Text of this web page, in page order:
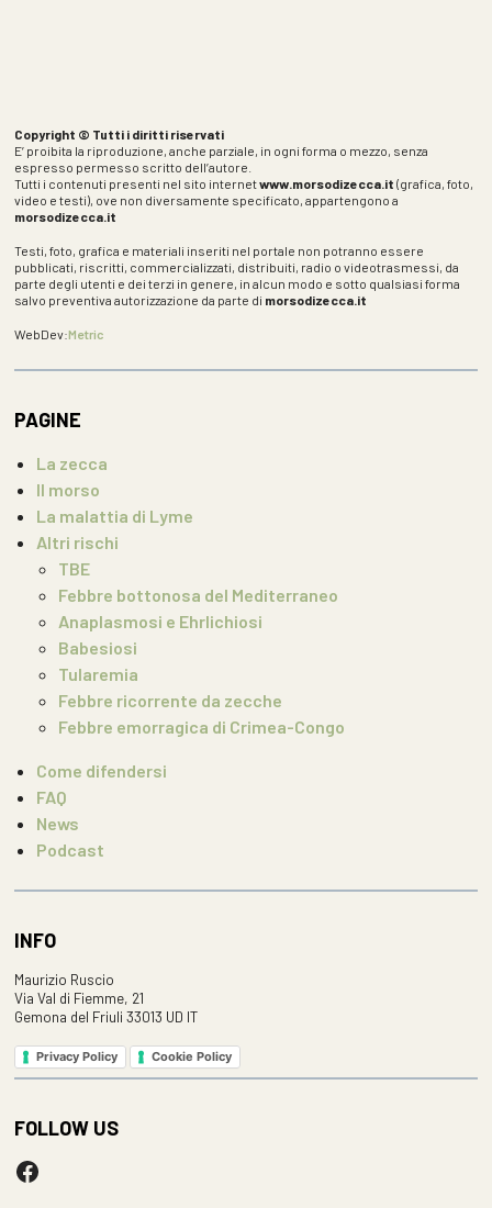
Copyright © Tutti i diritti riservati
E’ proibita la riproduzione, anche parziale, in ogni forma o mezzo, senza
espresso permesso scritto dell’autore.
Tutti i contenuti presenti nel sito internetwww.morsodizecca.it (grafica, foto,
video e testi), ove non diversamente specificato, appartengono a
morsodizecca.it
Testi, foto, grafica e materiali inseriti nel portale non potranno essere
pubblicati, riscritti, commercializzati, distribuiti, radio o videotrasmessi, da
parte degli utenti e dei terzi in genere, in alcun modo e sotto qualsiasi forma
salvo preventiva autorizzazione da parte di morsodizecca.it
WebDev:Metric
PAGINE
La zecca
Il morso
La malattia di Lyme
Altri rischi
TBE
Febbre bottonosa del Mediterraneo
Anaplasmosi e Ehrlichiosi
Babesiosi
Tularemia
Febbre ricorrente da zecche
Febbre emorragica di Crimea-Congo
Come difendersi
FAQ
News
Podcast
INFO
Maurizio Ruscio
Via Val di Fiemme, 21
Gemona del Friuli 33013 UD IT
Privacy Policy Cookie Policy
FOLLOW US
Facebook